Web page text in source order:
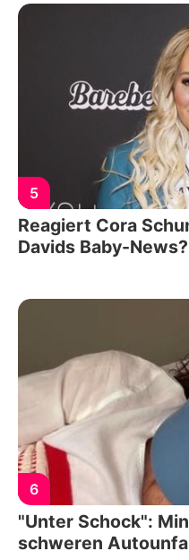
5
Reagiert Cora
Davids Baby-News?
6
"Unter Schock":
schweren